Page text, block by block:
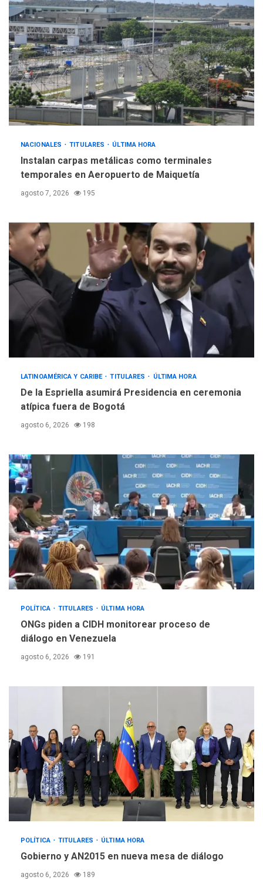
4
ÚLTIMA HORA
Gobierno y AN2015 en
nueva mesa de diálogo
INTERNACIONALES ÚLTIMA HORA
Hiroshima 81 años de la
debacle atómica. Japón
debate principios no
nucleares
NACIONALES TITULARES ÚLTIMA HORA
Instalan carpas metálicas como terminales
temporales en Aeropuerto de Maiquetía
agosto 7, 2026 195
LATINOAMÉRICA Y CARIBE TITULARES ÚLTIMA HORA
De la Espriella asumirá Presidencia en ceremonia
atípica fuera de Bogotá
agosto 6, 2026 198
POLÍTICA TITULARES ÚLTIMA HORA
ONGs piden a CIDH monitorear proceso de
diálogo en Venezuela
agosto 6, 2026 191
POLÍTICA TITULARES ÚLTIMA HORA
Gobierno y AN2015 en nueva mesa de diálogo
agosto 6, 2026 189